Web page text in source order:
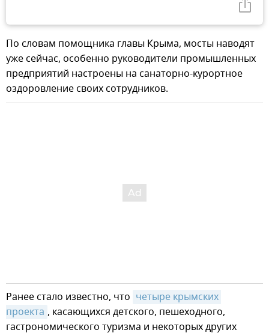
По словам помощника главы Крыма, мосты наводят
уже сейчас, особенно руководители промышленных
предприятий настроены на санаторно-курортное
оздоровление своих сотрудников.
Ранее стало известно, что четыре крымских
проекта , касающихся детского, пешеходного,
гастрономического туризма и некоторых других